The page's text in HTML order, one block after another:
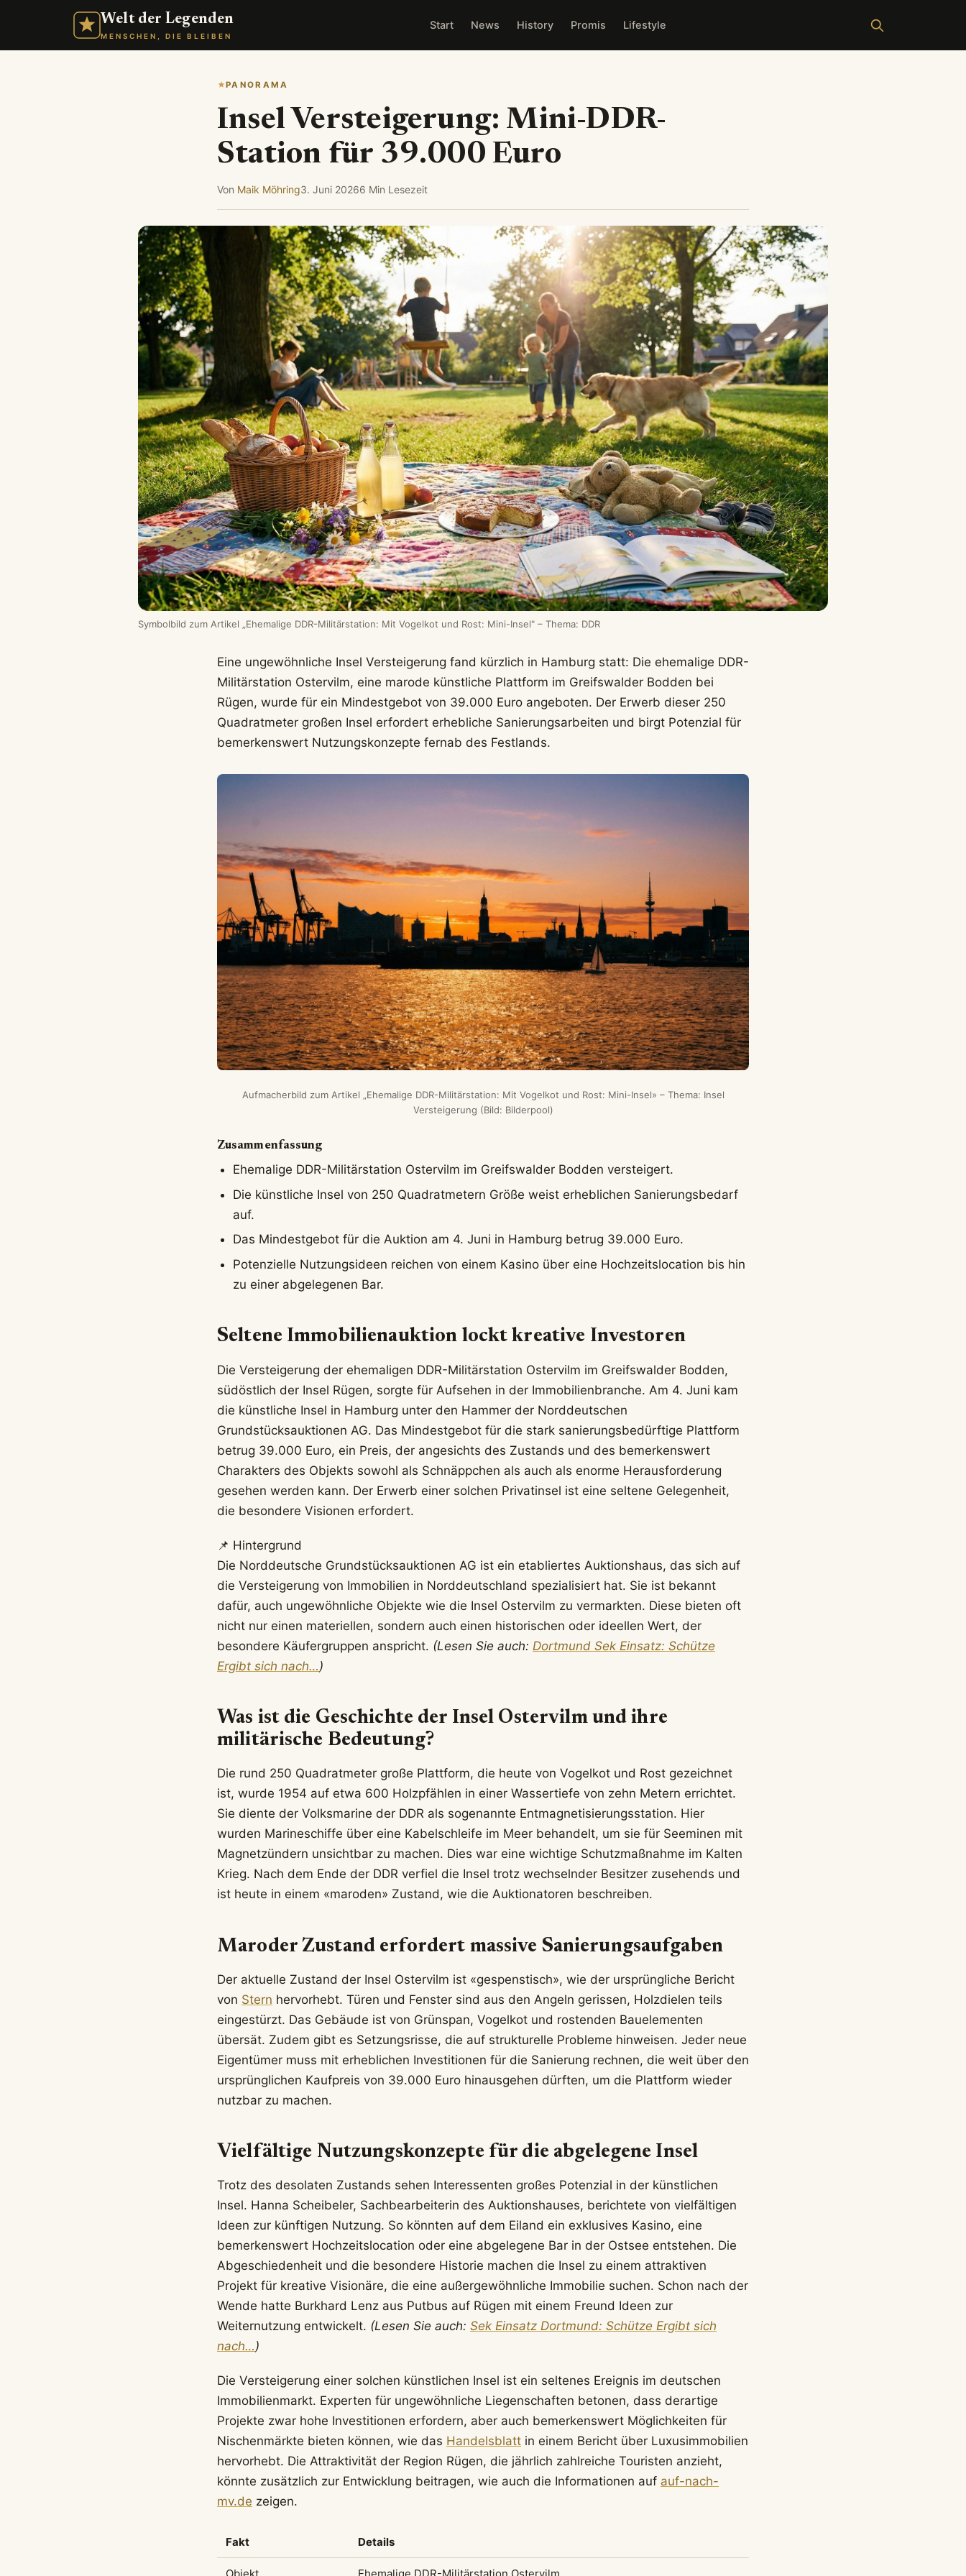
Welt der Legenden
MENSCHEN, DIE BLEIBEN
Start News History Promis Lifestyle
PANORAMA
Insel Versteigerung: Mini-DDR-
Station für 39.000 Euro
Von Maik Möhring3. Juni 20266 Min Lesezeit
Symbolbild zum Artikel „Ehemalige DDR-Militärstation: Mit Vogelkot und Rost: Mini-Insel" – Thema: DDR
Eine ungewöhnliche Insel Versteigerung fand kürzlich in Hamburg statt: Die ehemalige DDR-
Militärstation Ostervilm, eine marode künstliche Plattform im Greifswalder Bodden bei
Rügen, wurde für ein Mindestgebot von 39.000 Euro angeboten. Der Erwerb dieser 250
Quadratmeter großen Insel erfordert erhebliche Sanierungsarbeiten und birgt Potenzial für
bemerkenswert Nutzungskonzepte fernab des Festlands.
Aufmacherbild zum Artikel „Ehemalige DDR-Militärstation: Mit Vogelkot und Rost: Mini-Insel» – Thema: Insel
Versteigerung (Bild: Bilderpool)
Zusammenfassung
Ehemalige DDR-Militärstation Ostervilm im Greifswalder Bodden versteigert.
Die künstliche Insel von 250 Quadratmetern Größe weist erheblichen Sanierungsbedarf
auf.
Das Mindestgebot für die Auktion am 4. Juni in Hamburg betrug 39.000 Euro.
Potenzielle Nutzungsideen reichen von einem Kasino über eine Hochzeitslocation bis hin
zu einer abgelegenen Bar.
Seltene Immobilienauktion lockt kreative Investoren
Die Versteigerung der ehemaligen DDR-Militärstation Ostervilm im Greifswalder Bodden,
südöstlich der Insel Rügen, sorgte für Aufsehen in der Immobilienbranche. Am 4. Juni kam
die künstliche Insel in Hamburg unter den Hammer der Norddeutschen
Grundstücksauktionen AG. Das Mindestgebot für die stark sanierungsbedürftige Plattform
betrug 39.000 Euro, ein Preis, der angesichts des Zustands und des bemerkenswert
Charakters des Objekts sowohl als Schnäppchen als auch als enorme Herausforderung
gesehen werden kann. Der Erwerb einer solchen Privatinsel ist eine seltene Gelegenheit,
die besondere Visionen erfordert.
📌 Hintergrund
Die Norddeutsche Grundstücksauktionen AG ist ein etabliertes Auktionshaus, das sich auf
die Versteigerung von Immobilien in Norddeutschland spezialisiert hat. Sie ist bekannt
dafür, auch ungewöhnliche Objekte wie die Insel Ostervilm zu vermarkten. Diese bieten oft
nicht nur einen materiellen, sondern auch einen historischen oder ideellen Wert, der
besondere Käufergruppen anspricht. (Lesen Sie auch: Dortmund Sek Einsatz: Schütze
Ergibt sich nach…)
Was ist die Geschichte der Insel Ostervilm und ihre
militärische Bedeutung?
Die rund 250 Quadratmeter große Plattform, die heute von Vogelkot und Rost gezeichnet
ist, wurde 1954 auf etwa 600 Holzpfählen in einer Wassertiefe von zehn Metern errichtet.
Sie diente der Volksmarine der DDR als sogenannte Entmagnetisierungsstation. Hier
wurden Marineschiffe über eine Kabelschleife im Meer behandelt, um sie für Seeminen mit
Magnetzündern unsichtbar zu machen. Dies war eine wichtige Schutzmaßnahme im Kalten
Krieg. Nach dem Ende der DDR verfiel die Insel trotz wechselnder Besitzer zusehends und
ist heute in einem «maroden» Zustand, wie die Auktionatoren beschreiben.
Maroder Zustand erfordert massive Sanierungsaufgaben
Der aktuelle Zustand der Insel Ostervilm ist «gespenstisch», wie der ursprüngliche Bericht
von Stern hervorhebt. Türen und Fenster sind aus den Angeln gerissen, Holzdielen teils
eingestürzt. Das Gebäude ist von Grünspan, Vogelkot und rostenden Bauelementen
übersät. Zudem gibt es Setzungsrisse, die auf strukturelle Probleme hinweisen. Jeder neue
Eigentümer muss mit erheblichen Investitionen für die Sanierung rechnen, die weit über den
ursprünglichen Kaufpreis von 39.000 Euro hinausgehen dürften, um die Plattform wieder
nutzbar zu machen.
Vielfältige Nutzungskonzepte für die abgelegene Insel
Trotz des desolaten Zustands sehen Interessenten großes Potenzial in der künstlichen
Insel. Hanna Scheibeler, Sachbearbeiterin des Auktionshauses, berichtete von vielfältigen
Ideen zur künftigen Nutzung. So könnten auf dem Eiland ein exklusives Kasino, eine
bemerkenswert Hochzeitslocation oder eine abgelegene Bar in der Ostsee entstehen. Die
Abgeschiedenheit und die besondere Historie machen die Insel zu einem attraktiven
Projekt für kreative Visionäre, die eine außergewöhnliche Immobilie suchen. Schon nach der
Wende hatte Burkhard Lenz aus Putbus auf Rügen mit einem Freund Ideen zur
Weiternutzung entwickelt. (Lesen Sie auch: Sek Einsatz Dortmund: Schütze Ergibt sich
nach…)
Die Versteigerung einer solchen künstlichen Insel ist ein seltenes Ereignis im deutschen
Immobilienmarkt. Experten für ungewöhnliche Liegenschaften betonen, dass derartige
Projekte zwar hohe Investitionen erfordern, aber auch bemerkenswert Möglichkeiten für
Nischenmärkte bieten können, wie das Handelsblatt in einem Bericht über Luxusimmobilien
hervorhebt. Die Attraktivität der Region Rügen, die jährlich zahlreiche Touristen anzieht,
könnte zusätzlich zur Entwicklung beitragen, wie auch die Informationen auf auf-nach-
mv.de zeigen.
Fakt Details